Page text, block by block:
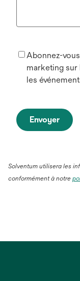
Abonnez-
marketing
les
Envoyer
Solventum utilisera les
conformément à notre